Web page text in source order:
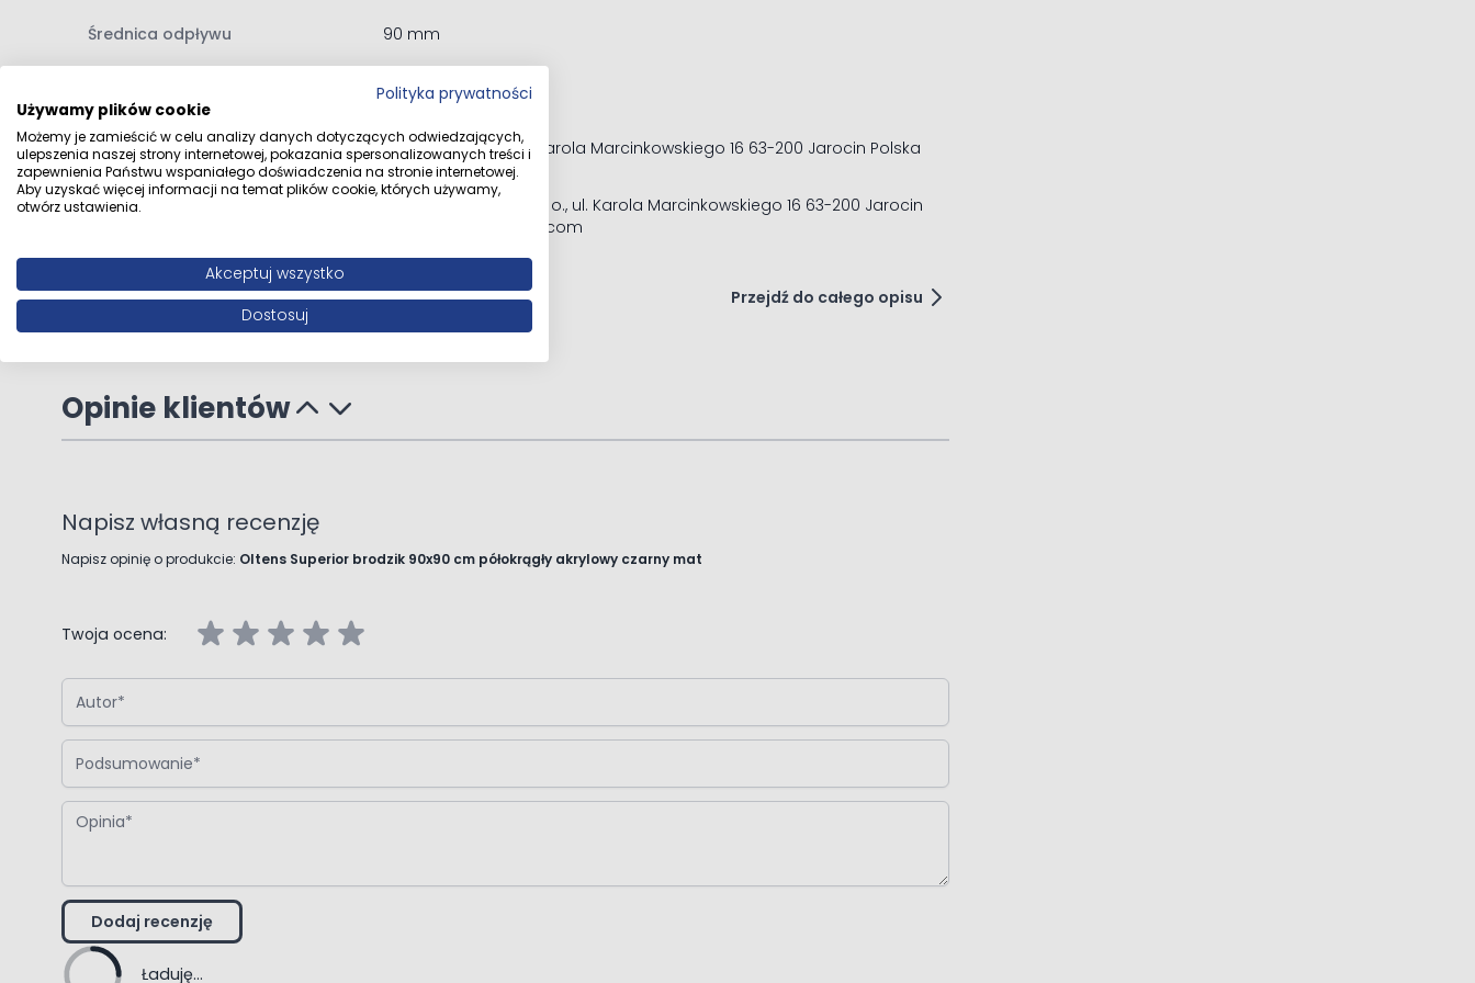
brodzik może być wpuszczony w podłogę oferując bezprogowy dostęp do strefy kąpielowej.
Zawartość zestawu:
brodzik prostokątny
instrukcja montażu brodzika
Średnica odpływu 90 mm
Czarny mat
Dane dystrybutora Oltens Sp. z o. o. ul. Karola Marcinkowskiego 16 63-200 Jarocin Polska
Dane producenta
Oltens Oltens Sp. z o. o., ul. Karola Marcinkowskiego 16 63-200 Jarocin
biuro@oltens.com
Przejdź do całego opisu
Opinie klientów
Napisz własną recenzję
Napisz opinię o produkcie: Oltens Superior brodzik 90x90 cm półokrągły akrylowy czarny mat
Twoja ocena:
Autor
Podsumowanie
Opinia
Dodaj recenzję
Ładuję...
Polityka prywatności
Używamy plików cookie
Możemy je zamieścić w celu analizy danych dotyczących odwiedzających,
ulepszenia naszej strony internetowej, pokazania spersonalizowanych treści i
zapewnienia Państwu wspaniałego doświadczenia na stronie internetowej.
Aby uzyskać więcej informacji na temat plików cookie, których używamy,
otwórz ustawienia.
Akceptuj wszystko
Dostosuj